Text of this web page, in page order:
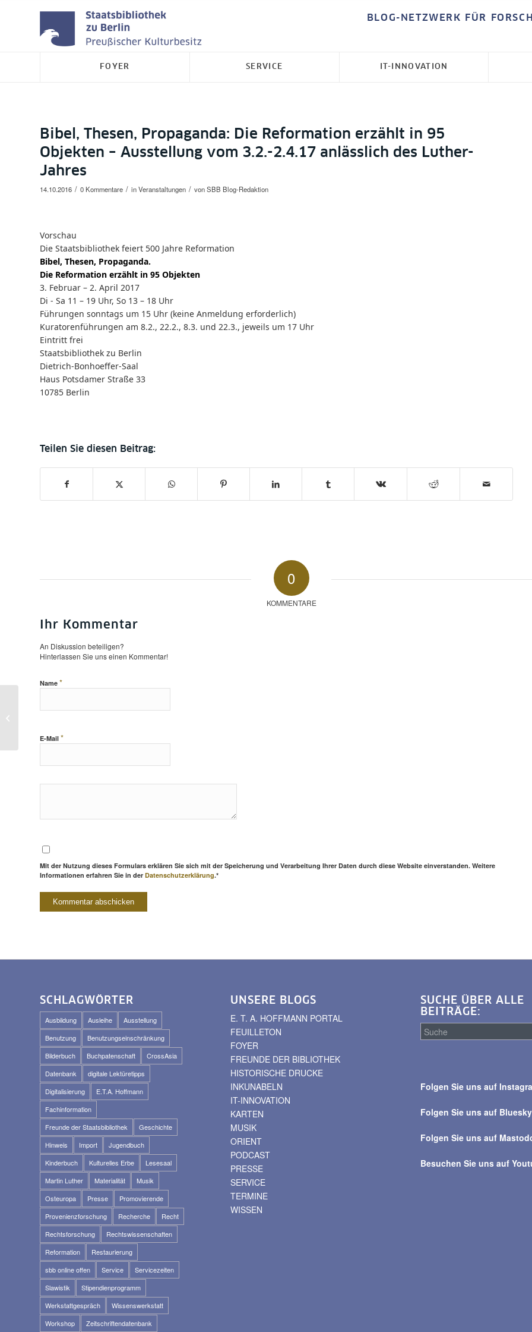
BLOG-NETZWERK FÜR
FOYER SERVICE IT-INNOVATION
Bibel, Thesen, Propaganda: Die Reformation erzählt in 95
Objekten – Ausstellung vom 3.2.-2.4.17 anlässlich des Luther-
Jahres
14.10.2016 / 0 Kommentare / inVeranstaltungen / vonSBB Blog-Redaktion
Vorschau
Die Staatsbibliothek feiert 500 Jahre Reformation
Bibel, Thesen, Propaganda.
Die Reformation erzählt in 95 Objekten
3. Februar – 2. April 2017
Di - Sa 11 – 19 Uhr, So 13 – 18 Uhr
Führungen sonntags um 15 Uhr (keine Anmeldung erforderlich)
Kuratorenführungen am 8.2., 22.2., 8.3. und 22.3., jeweils um 17 Uhr
Eintritt frei
Staatsbibliothek zu Berlin
Dietrich-Bonhoeffer-Saal
Haus Potsdamer Straße 33
10785 Berlin
0
KOMMENTARE
Ihr Kommentar
An Diskussion beteiligen?
Hinterlassen Sie uns einen Kommentar!
Name *
E-Mail *
Mit der Nutzung dieses Formulars erklären Sie sich mit der Speicherung und Verarbeitung Ihrer Daten durch diese Website einverstanden. Weitere
Informationen erfahren Sie in der Datenschutzerklärung.*
SCHLAGWÖRTER
Ausbildung Ausleihe
Ausstellung
Benutzung
Benutzungseinschränkung
Bilderbuch
Buchpatenschaft
CrossAsia
Datenbank
digitale Lektüretipps
Digitalisierung
E.T.A. Hoffmann
Fachinformation
Freunde der Staatsbibliothek
Geschichte
Hinweis
Import
Jugendbuch
Kinderbuch
Kulturelles Erbe
Lesesaal
Martin Luther
Materialität
Musik
Osteuropa
Presse
Promovierende
Provenienzforschung
Recherche
Recht
Rechtsforschung
Rechtswissenschaften
Reformation
Restaurierung
sbb online offen
Service
Servicezeiten
Slawistik
Stipendienprogramm
Werkstattgespräch
Wissenswerkstatt
Workshop
Zeitschriftendatenbank
UNSERE BLOGS
E. T. A. HOFFMANN PORTAL
FEUILLETON
FOYER
FREUNDE DER BIBLIOTHEK
HISTORISCHE DRUCKE
INKUNABELN
IT-INNOVATION
KARTEN
MUSIK
ORIENT
PODCAST
PRESSE
SERVICE
TERMINE
WISSEN
SUCHE ÜBER ALLE
BEITRÄGE:
alle
Folgen Sie uns auf
Folgen Sie uns auf Bluesky
Folgen Sie uns auf
Besuchen Sie uns auf
Faust – Insel-Verlag.